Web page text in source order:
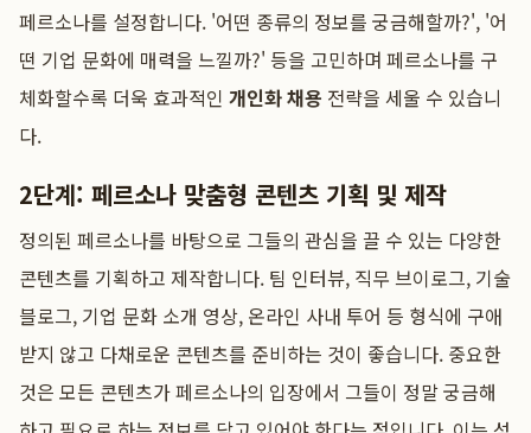
페르소나를 설정합니다. '어떤 종류의 정보를 궁금해할까?', '어
떤 기업 문화에 매력을 느낄까?' 등을 고민하며 페르소나를 구
체화할수록 더욱 효과적인 개인화 채용 전략을 세울 수 있습니
다.
2단계: 페르소나 맞춤형 콘텐츠 기획 및 제작
정의된 페르소나를 바탕으로 그들의 관심을 끌 수 있는 다양한
콘텐츠를 기획하고 제작합니다. 팀 인터뷰, 직무 브이로그, 기술
블로그, 기업 문화 소개 영상, 온라인 사내 투어 등 형식에 구애
받지 않고 다채로운 콘텐츠를 준비하는 것이 좋습니다. 중요한
것은 모든 콘텐츠가 페르소나의 입장에서 그들이 정말 궁금해